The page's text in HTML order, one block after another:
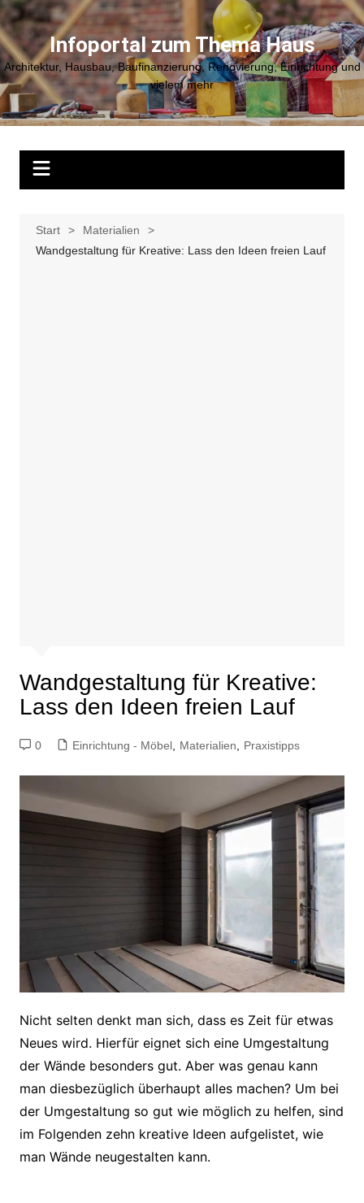
Zum
Inhalt
springenInfoportal zum Thema Haus
Architektur, Hausbau, Baufinanzierung, Renovierung, Einrichtung und
vielem mehr
Start
Materialien
Wandgestaltung für Kreative: Lass den Ideen freien Lauf
Wandgestaltung für Kreative:
Lass den Ideen freien Lauf
0 Einrichtung - Möbel, Materialien Praxistipps
Nicht selten denkt man sich, dass es Zeit für etwas
Neues wird. Hierfür eignet sich eine Umgestaltung
der Wände besonders gut. Aber was genau kann
man diesbezüglich überhaupt alles machen? Um bei
der Umgestaltung so gut wie möglich zu helfen, sind
im Folgenden zehn kreative Ideen aufgelistet, wie
man Wände neugestalten kann.